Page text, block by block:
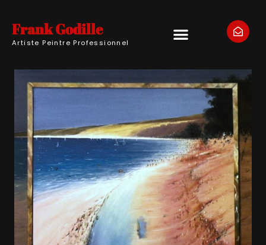
Frank Godille
Artiste Peintre Professionnel